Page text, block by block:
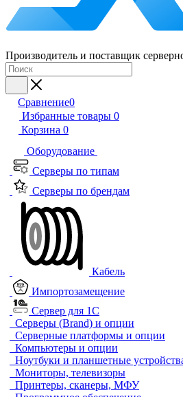
Производитель и поставщик
Сравнение0
Избранные товары 0
Корзина 0
Оборудование
Серверы по типам
Серверы по брендам
Кабель
Импортозамещение
Сервер для 1С
Серверы (Brand) и опции
Серверные платформы и опции
Компьютеры и опции
Ноутбуки и планшетные
Мониторы, телевизоры
Принтеры, сканеры, МФУ